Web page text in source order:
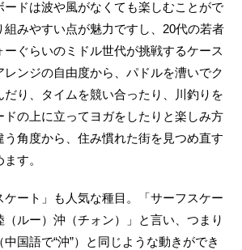
ードは波や風がなくても楽しむことがで
組みやすい点が魅力ですし、20代の若者
ーぐらいのミドル世代が挑戦するケース
レンジの自由度から、パドルを漕いでク
だり、タイムを競い合ったり、川釣りを
ドの上に立ってヨガをしたりと楽しみ方
う角度から、住み慣れた街を見つめ直す
す。
ケート」も人気な種目。「サーフスケー
（ルー）沖（チォン）」と言い、つまり
国語で“沖”）と同じような動きができ